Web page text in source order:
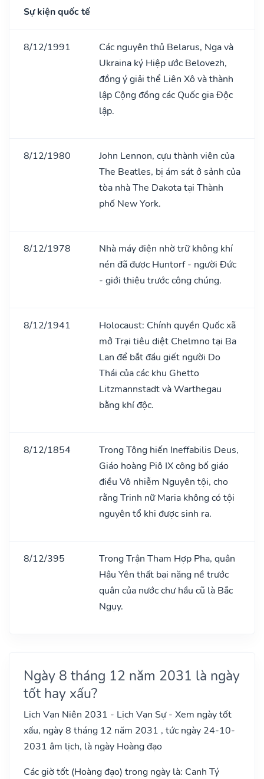
Sự kiện quốc tế
8/12/1991
Các nguyên thủ Belarus, Nga và
Ukraina ký Hiệp ước Belovezh,
đồng ý giải thể Liên Xô và thành
lập Cộng đồng các Quốc gia Độc
lập.
8/12/1980
John Lennon, cựu thành viên của
The Beatles, bị ám sát ở sảnh của
tòa nhà The Dakota tại Thành
phố New York.
8/12/1978
Nhà máy điện nhờ trữ không khí
nén đã được Huntorf - người Đức
- giới thiệu trước công chúng.
8/12/1941
Holocaust: Chính quyền Quốc xã
mở Trại tiêu diệt Chelmno tại Ba
Lan để bắt đầu giết người Do
Thái của các khu Ghetto
Litzmannstadt và Warthegau
bằng khí độc.
8/12/1854
Trong Tông hiến Ineffabilis Deus,
Giáo hoàng Piô IX công bố giáo
điều Vô nhiễm Nguyên tội, cho
rằng Trinh nữ Maria không có tội
nguyên tổ khi được sinh ra.
8/12/395
Trong Trận Tham Hợp Pha, quân
Hậu Yên thất bại nặng nề trước
quân của nước chư hầu cũ là Bắc
Ngụy.
Ngày 8 tháng 12 năm 2031 là ngày
tốt hay xấu?
Lịch Vạn Niên 2031 - Lịch Vạn Sự - Xem ngày tốt
xấu, ngày 8 tháng 12 năm 2031 , tức ngày 24-10-
2031 âm lịch, là ngày Hoàng đạo
Các giờ tốt (Hoàng đạo) trong ngày là: Canh Tý